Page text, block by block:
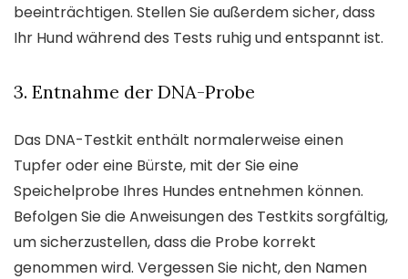
beeinträchtigen. Stellen Sie außerdem sicher, dass
Ihr Hund während des Tests ruhig und entspannt ist.
3. Entnahme der DNA-Probe
Das DNA-Testkit enthält normalerweise einen
Tupfer oder eine Bürste, mit der Sie eine
Speichelprobe Ihres Hundes entnehmen können.
Befolgen Sie die Anweisungen des Testkits sorgfältig,
um sicherzustellen, dass die Probe korrekt
genommen wird. Vergessen Sie nicht, den Namen